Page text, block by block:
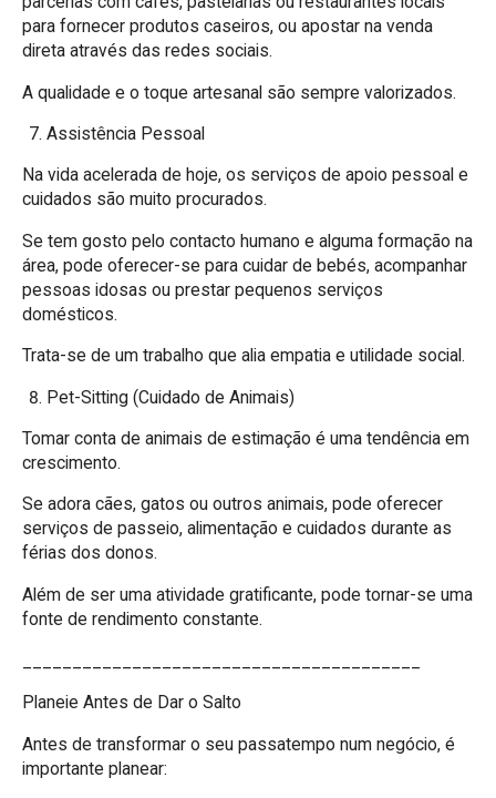
para fornecer produtos caseiros, ou apostar na venda
direta através das redes sociais.
A qualidade e o toque artesanal são sempre valorizados.
Assistência Pessoal
Na vida acelerada de hoje, os serviços de apoio pessoal e
cuidados são muito procurados.
Se tem gosto pelo contacto humano e alguma formação na
área, pode oferecer-se para cuidar de bebés, acompanhar
pessoas idosas ou prestar pequenos serviços
domésticos.
Trata-se de um trabalho que alia empatia e utilidade social.
Pet-Sitting (Cuidado de Animais)
Tomar conta de animais de estimação é uma tendência em
crescimento.
Se adora cães, gatos ou outros animais, pode oferecer
serviços de passeio, alimentação e cuidados durante as
férias dos donos.
Além de ser uma atividade gratificante, pode tornar-se uma
fonte de rendimento constante.
Planeie Antes de Dar o Salto
Antes de transformar o seu passatempo num negócio, é
importante planear: